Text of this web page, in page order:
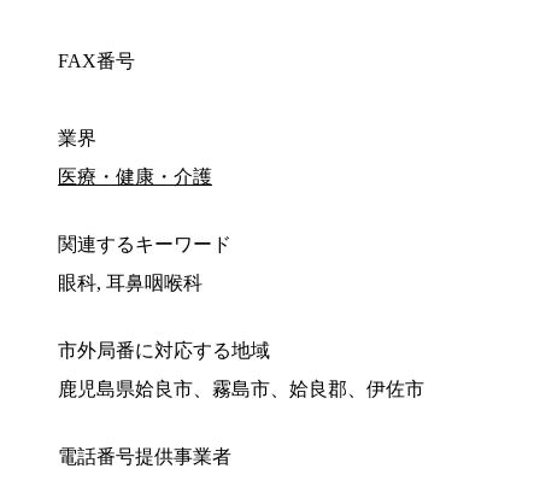
FAX番号
業界
医療・健康・介護
関連するキーワード
眼科, 耳鼻咽喉科
市外局番に対応する地域
鹿児島県姶良市、霧島市、姶良郡、伊佐市
電話番号提供事業者